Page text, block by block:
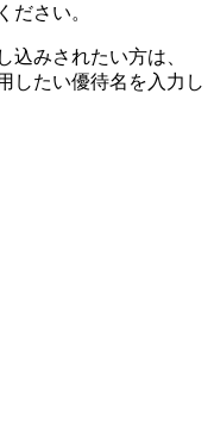
ださい。
みされたい方は、
したい優待名を入力し